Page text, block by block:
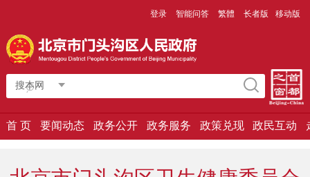
登录 智能问答 繁體 长者版 移动版
搜本网
首 页 要闻动态 政务公开 政务服务 政策兑现 政民互动